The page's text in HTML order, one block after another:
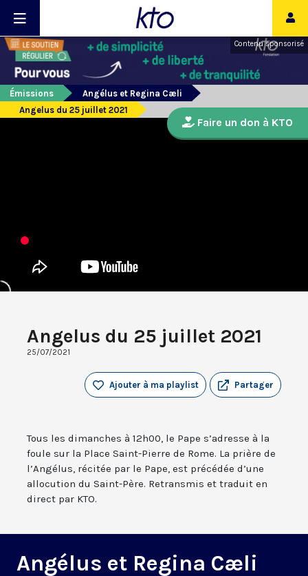
Contenu sponsorisé
Émissions
Angélus et Regina Cæli
Angelus du 25 juillet 2021
Angelus du 25 juillet 2021
25/07/2021
Partager
Ajouter à ma playlist
Tous les dimanches à 12h00, le Pape s’adresse à la
foule sur la Place Saint-Pierre de Rome. La prière de
l’Angélus, récitée par le Pape, est précédée d’une
allocution du Saint-Père. Retransmis et traduit en
direct par KTO.
Angélus et Regina Cæli
Faire un don à KTO